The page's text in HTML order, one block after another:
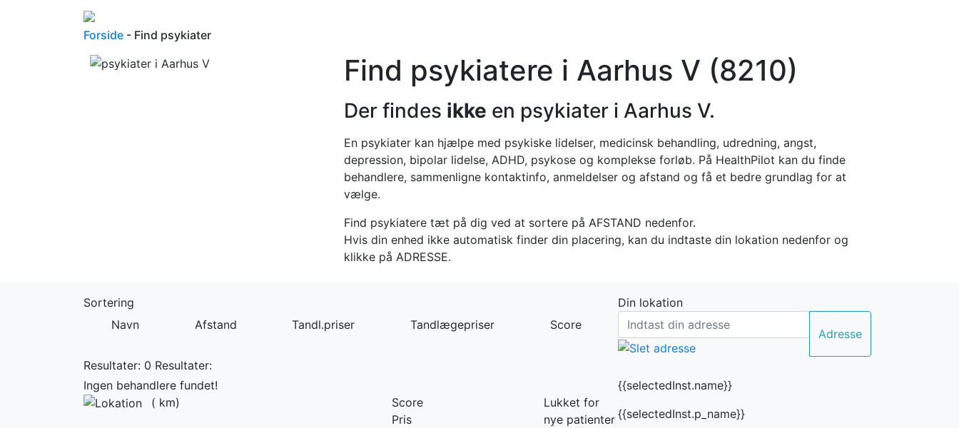
Forside - Find psykiater
Find psykiatere i Aarhus V (8210)
Der findes ikke en psykiater i Aarhus V.
En psykiater kan hjælpe med psykiske lidelser, medicinsk behandling, udredning, angst,
depression, bipolar lidelse, ADHD, psykose og komplekse forløb. På HealthPilot kan du finde
behandlere, sammenligne kontaktinfo, anmeldelser og afstand og få et bedre grundlag for at
vælge.
Find psykiatere tæt på dig ved at sortere på AFSTAND nedenfor.
Hvis din enhed ikke automatisk finder din placering, kan du indtaste din lokation nedenfor og
klikke på ADRESSE.
Sortering
Navn
Afstand Tandl.priser Tandlægepriser Score
Din lokation
Adresse
Resultater: 0 Resultater:
Ingen behandlere fundet!
( km)
Score
Pris
Lukket for
nye patienter
{{selectedInst.name}}
{{selectedInst.p_name}}